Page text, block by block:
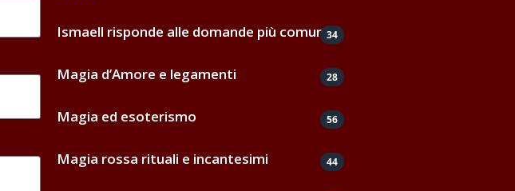
Ismaell risponde alle domande più comuni34
Magia d’Amore e legamenti 28
Magia ed esoterismo 56
Magia rossa rituali e incantesimi 44